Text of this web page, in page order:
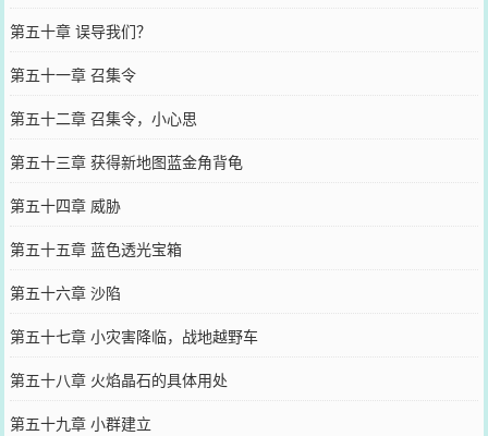
第五十章 误导我们？
第五十一章 召集令
第五十二章 召集令，小心思
第五十三章 获得新地图蓝金角背龟
第五十四章 威胁
第五十五章 蓝色透光宝箱
第五十六章 沙陷
第五十七章 小灾害降临，战地越野车
第五十八章 火焰晶石的具体用处
第五十九章 小群建立